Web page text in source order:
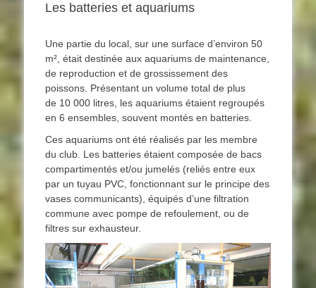
Les batteries et aquariums
Une partie du local, sur une surface d’environ 50
m², était destinée aux aquariums de maintenance,
de reproduction et de grossissement des
poissons. Présentant un volume total de plus
de 10 000 litres, les aquariums étaient regroupés
en 6 ensembles, souvent montés en batteries.
Ces aquariums ont été réalisés par les membre
du club. Les batteries étaient composée de bacs
compartimentés et/ou jumelés (reliés entre eux
par un tuyau PVC, fonctionnant sur le principe des
vases communicants), équipés d’une filtration
commune avec pompe de refoulement, ou de
filtres sur exhausteur.